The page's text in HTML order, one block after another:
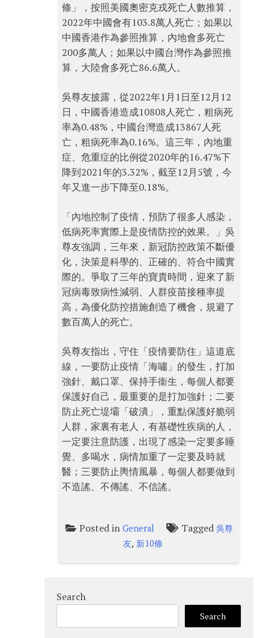
條」，按照美國奧密克戎死亡人數推算，
2022年中國會有103.8萬人死亡；如果以
中國香港作為參照推算，內地會多死亡
200多萬人；如果以中國台灣作為參照推
算，大陸會多死亡86.6萬人。
吳尊友披露，從2022年1月1日至12月12
日，中國香港造成10808人死亡，粗病死
率為0.48%，中國台灣造成13867人死
亡，粗病死率為0.16%。這三年，內地重
症、危重症的比例從2020年的16.47%下
降到2021年的3.32%，截至12月5號，今
年又進一步下降至0.18%。
「內地控制了疫情，預防了很多人感染，
低病死率實際上是疫情防控的效果。」吳
尊友強調，三年來，新冠防控政策不斷優
化，決策是科學的、正確的、符合中國實
際的。爭取了三年的寶貴時間，迎來了新
冠病毒致病性減弱、人群疫苗接種率提
高，為優化防控措施創造了機會，規避了
數百萬人的死亡。
吳尊友指出，守住「疫情要防住」這道底
線，一要防止疫情「海嘯」的發生，打加
強針、戴口罩、保持手衞生，每個人都要
保護好自己，最重要的是打加強針；二要
防止死亡堤壩「破潰」，重點保護好脆弱
人群，家裏有老人，有基礎性疾病的人，
一定要注意防護，出現了感染一定要多睡
覺、多喝水，病情加重了一定要及時就
醫；三要防止輿情風暴，每個人都要做到
不造謠、不傳謠、不信謠。
Posted in General Tagged 吳尊
友, 新10條
Search
Search